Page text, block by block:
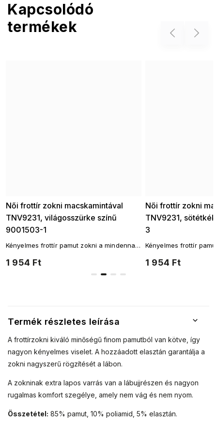
Termék részletes leírása
A frottírzokni kiváló minőségű finom pamutból van kötve, így
nagyon kényelmes viselet. A hozzáadott elasztán garantálja a
zokni nagyszerű rögzítését a lábon.
A zokninak extra lapos varrás van a lábujjrészen és nagyon
rugalmas komfort szegélye, amely nem vág és nem nyom.
Összetétel: 85% pamut, 10% poliamid, 5% elasztán.
Kapcsolódó
termékek
Previous
Női frottír zokni macskamintával
TNV9231, világosszürke színű
9001503-1
1 954 Ft
Kényelmes frottír pamut zokni a mindennapi
Női frottír zokni
TNV9231,
3
1 954 Ft
Kényelmes frottír
Next